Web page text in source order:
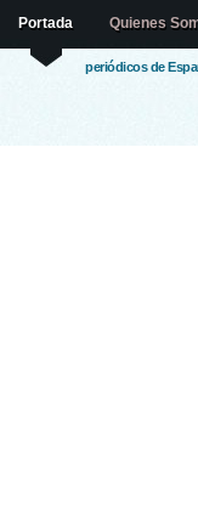
periódicos de
Portada Quienes